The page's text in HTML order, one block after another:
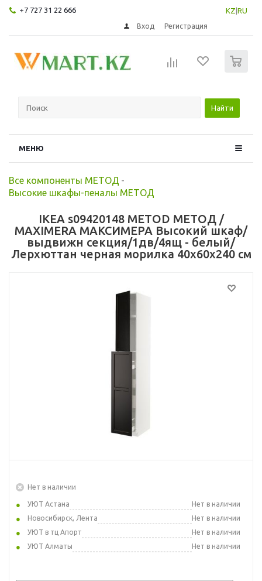
+7 727 31 22 666 KZ RU
Вход Регистрация
Найти
МЕНЮ
Все компоненты МЕТОД -
Высокие шкафы-пеналы МЕТОД
IKEA s09420148 METOD МЕТОД /
MAXIMERA МАКСИМЕРА Высокий шкаф/
выдвижн секция/1дв/4ящ - белый/
Лерхюттан черная морилка 40x60x240 см
Нет в наличии
УЮТ Астана
Нет в наличии
Новосибирск, Лента
Нет в наличии
УЮТ в тц Апорт
Нет в наличии
УЮТ Алматы
Нет в наличии